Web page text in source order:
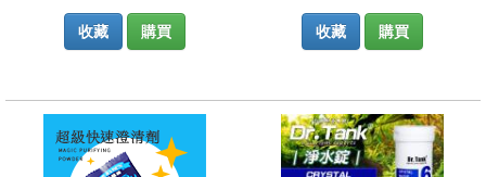
收藏 購買 收藏 購買